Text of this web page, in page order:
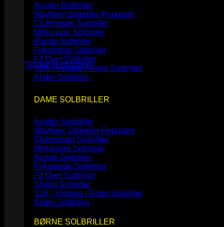
Ingen varer i kurven.
Tilbage til shoppen
Aviator Solbriller
Wayfarer Solbriller
Clubmaster Solbriller
Millionaire Solbriller
Runde Solbriller
Firkantede Solbriller
Fit Over Solbriller
Y2K / Vintage / Retro Solbriller
Andre Solbriller
DAME SOLBRILLER
Aviator Solbriller
Wayfarer Solbriller
Clubmaster Solbriller
Millionaire Solbriller
Runde Solbriller
Firkantede Solbriller
Fit Over Solbriller
Shield Solbriller
Y2K / Vintage / Retro Solbriller
Andre Solbriller
BØRNE SOLBRILLER